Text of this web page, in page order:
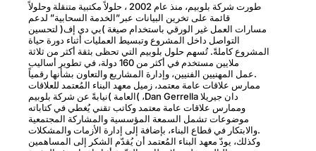
طورت شركة بلوبيم، منذ عام 2002 ، حلولاً مكتبية متنقلة وحلولاً
قائمة على تخرين البيانات عبر”الخدمة السحابية” لدعم
مسارات العمل غير الورقي باستخدام صيغة )بي دي إف( لتحسين
التواصل داخل المشروع وتبسيط العمليات أثناء دورة حياة
المشروع كاملةً. تُسهم حلول بلوبيم التي تحظى بثقة أكثر من ثلاثة
ملايين مستخدم في أكثر من 160 دولة، في تطوير أساليب
عمل المهنيين الفنيين، وإدارة المشاريع والتعاون بشأنها رقمياً.
ممارس علاقات عامة معتمد، زميل معهد البناء المُعتمد للعلاقات
العامة )نيابةً عن شركة بلوبيم( ،Dan Gerrella دان جیریلا
وممارس علاقات عامة معتمد وكاتب تقني يُغطي في كتاباته
موضوعات تشمل السمعة المؤسسية والمشاركة المجتمعية
والابتكار في قطاع البناء، بإضافة إلى إدارة الأزمات والمشكلات.
وكذلك، يودّ معهد البناء المُعتمد أن يُقدّم الشكر إلى المساهمين